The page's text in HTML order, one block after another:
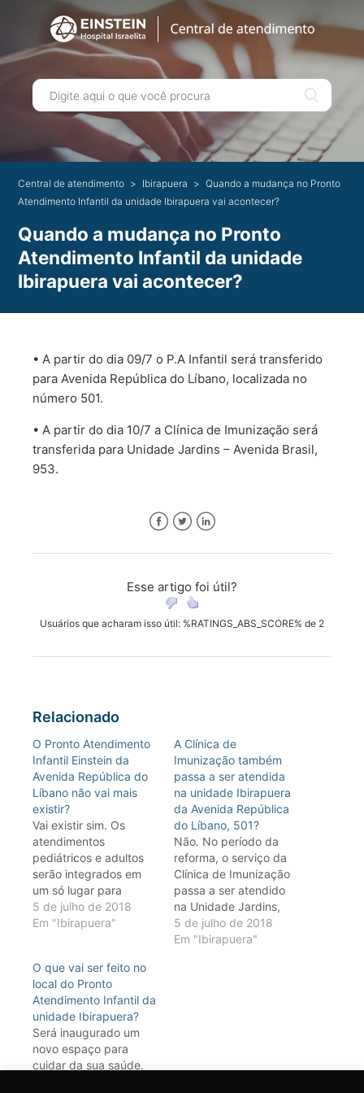
Central de atendimento Ibirapuera
Quando a mudança no Pronto
Atendimento Infantil da unidade Ibirapuera vai acontecer?
Quando a mudança no Pronto
Atendimento Infantil da unidade
Ibirapuera vai acontecer?
• A partir do dia 09/7 o P.A Infantil será transferido
para Avenida República do Líbano, localizada no
número 501.
• A partir do dia 10/7 a Clínica de Imunização será
transferida para Unidade Jardins – Avenida Brasil,
953.
Esse artigo foi útil?
Usuários que acharam isso útil: %RATINGS_ABS_SCORE% de 2
Relacionado
O Pronto Atendimento
Infantil Einstein da
Avenida República do
Líbano não vai mais
existir?
Vai existir sim. Os
atendimentos
pediátricos e adultos
serão integrados em
um só lugar para
melhor comodidade.
Ou seja, os
na Unidade Ibirapuera
(Avenida República do
Líbano, 315) serão
transferidos para
Avenida República do
Líbano, localizada no
número 501.
5 de julho de 2018
Em "Ibirapuera"
A Clínica de
Imunização também
passa a ser atendida
na unidade Ibirapuera
da Avenida República
do Líbano, 501?
Não. No período da
reforma, o serviço da
Clínica de Imunização
passa a ser atendido
na Unidade Jardins,
localizada na Avenida
Brasil, 953. Além disso,
www.einstein.br/einsteinatevoce
5 de julho de 2018
Em "Ibirapuera"
O que vai ser feito no
local do Pronto
Atendimento Infantil da
unidade Ibirapuera?
Será inaugurado um
novo espaço para
cuidar da sua saúde.